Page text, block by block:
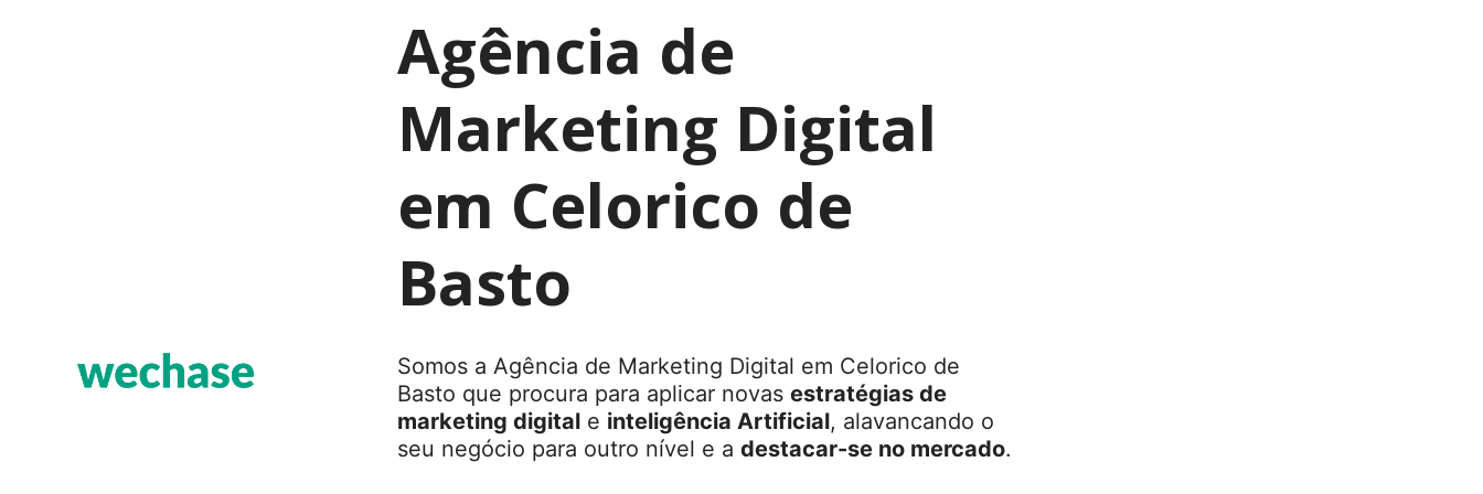
Agência de
Marketing Digital
em Celorico de
Basto
Somos a Agência de Marketing Digital em Celorico de
Basto que procura para aplicar novas estratégias de
marketing digitale inteligência Artificial, alavancando o
seu negócio para outro nível e a destacar-se no mercado.